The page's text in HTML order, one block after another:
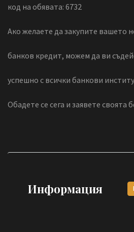
код на обявата: 6732
Ако желаете да закупите вашето
банков кредит, можем да ви
успешно с всички банкови
Обадете се сега и заявете своята
Информация